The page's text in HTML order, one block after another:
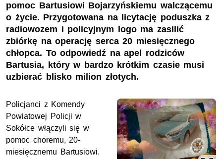
pomoc Bartusiowi Bojarzyńskiemu walczącemu
o życie. Przygotowana na licytację poduszka z
radiowozem i policyjnym logo ma zasilić
zbiórkę na operację serca 20 miesięcznego
chłopca. To odpowiedź na apel rodziców
Bartusia, który w bardzo krótkim czasie musi
uzbierać blisko milion złotych.
Policjanci z Komendy
Powiatowej Policji w
Sokółce włączyli się w
pomoc choremu, 20-
miesięcznemu Bartusiowi.